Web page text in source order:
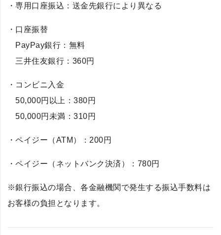
・専用口座振込：送金先銀行により異なる
・口座振替
PayPay銀行：無料
三井住友銀行：360円
・コンビニ入金
50,000円以上：380円
50,000円未満：310円
・ペイジー（ATM）：200円
・ペイジー（ネットバンク決済）：780円
※銀行振込の場合、各金融機関で発生する振込手数料は
お客様の負担となります。